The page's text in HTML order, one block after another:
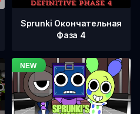
Sprunki Окончательная
Фаза 4